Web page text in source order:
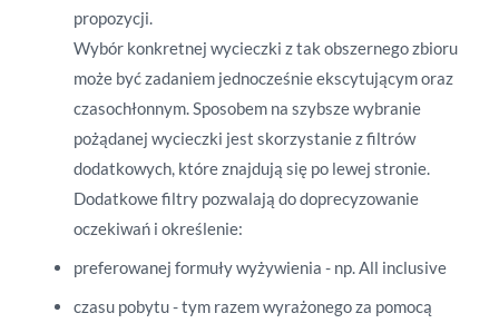
propozycji.
Wybór konkretnej wycieczki z tak obszernego zbioru
może być zadaniem jednocześnie ekscytującym oraz
czasochłonnym. Sposobem na szybsze wybranie
pożądanej wycieczki jest skorzystanie z filtrów
dodatkowych, które znajdują się po lewej stronie.
Dodatkowe filtry pozwalają do doprecyzowanie
oczekiwań i określenie:
preferowanej formuły wyżywienia - np. All inclusive
czasu pobytu - tym razem wyrażonego za pomocą